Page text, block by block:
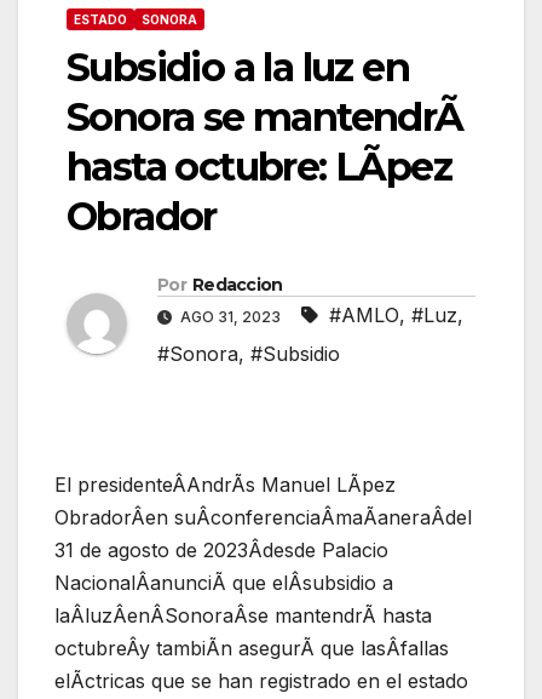
ESTADO SONORA
Subsidio a la luz en
Sonora se mantendrÃ
hasta octubre: LÃpez
Obrador
Por Redaccion
AGO 31, 2023 #AMLO, #Luz,
#Sonora, #Subsidio
El presidenteÂAndrÃs Manuel LÃpez
ObradorÂen suÂconferenciaÂmaÃaneraÂdel
31 de agosto de 2023Âdesde Palacio
NacionalÂanunciÃ que elÂsubsidio a
laÂluzÂenÂSonoraÂse mantendrÃ hasta
octubreÂy tambiÃn asegurÃ que lasÂfallas
elÃctricas que se han registrado en el estado